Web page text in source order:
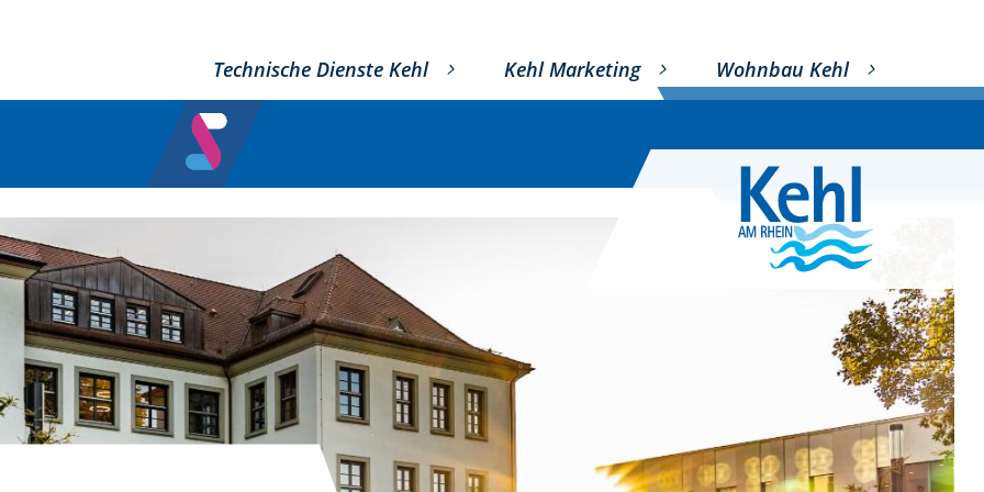
Technische Dienste Kehl Kehl Marketing Wohnbau Kehl